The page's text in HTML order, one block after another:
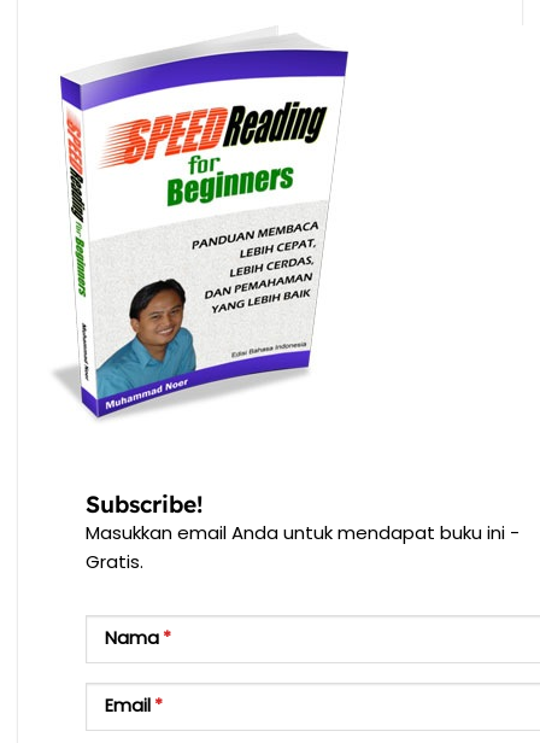
Subscribe!
Masukkan email Anda untuk mendapat buku ini -
Gratis.
Nama
Email